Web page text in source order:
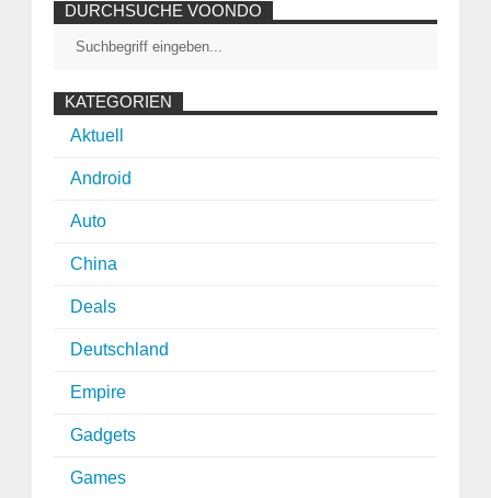
DURCHSUCHE VOONDO
KATEGORIEN
Aktuell
Android
Auto
China
Deals
Deutschland
Empire
Gadgets
Games